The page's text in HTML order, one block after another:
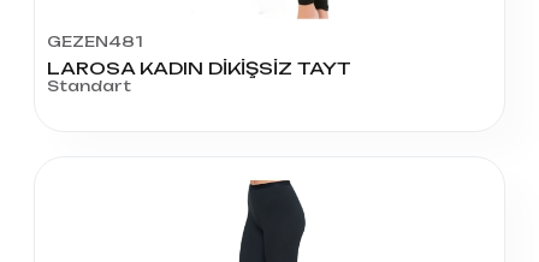
GEZEN481
LAROSA KADIN DİKİŞSİZ TAYT
Standart